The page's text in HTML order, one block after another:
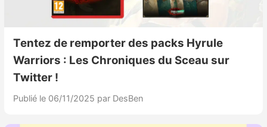
Précommandes jeux Switch 2
Sorties de jeux
Bons plans
Tentez de remporter des packs Hyrule
Warriors : Les Chroniques du Sceau sur
Twitter !
Publié le 06/11/2025 par DesBen